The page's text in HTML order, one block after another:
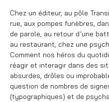
Chez un éditeur, au pôle
rue, aux pompes funèbres,
de parole, au retour d’une
au restaurant, chez une
Comment nos héros du
réagir et interagir dans des
absurdes, drôles ou
question de nombres de
(typographiques) et de